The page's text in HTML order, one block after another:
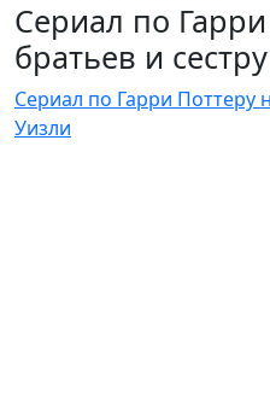
Сериал по
братьев и
Сериал по Гарри Поттеру
Уизли